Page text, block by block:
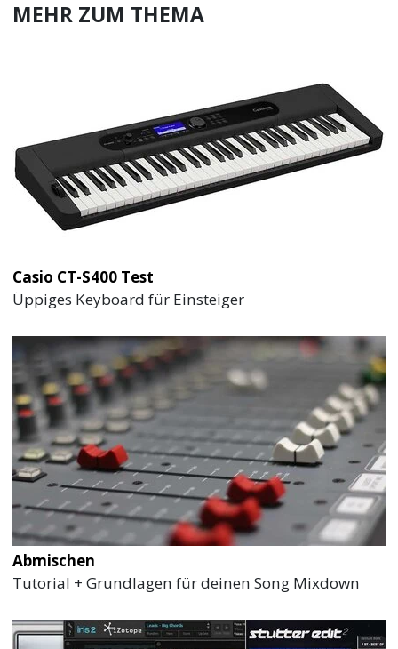
MEHR ZUM THEMA
Casio CT-S400 Test
Üppiges Keyboard für Einsteiger
Abmischen
Tutorial + Grundlagen für deinen Song Mixdown